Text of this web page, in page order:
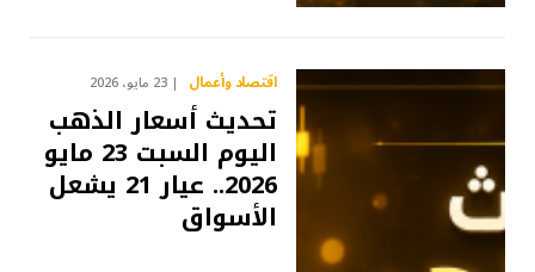
اقتصاد وأعمال 23 مايو، 2026
تحديث أسعار الذهب
اليوم السبت 23 مايو
2026.. عيار 21 يشعل
الأسواق